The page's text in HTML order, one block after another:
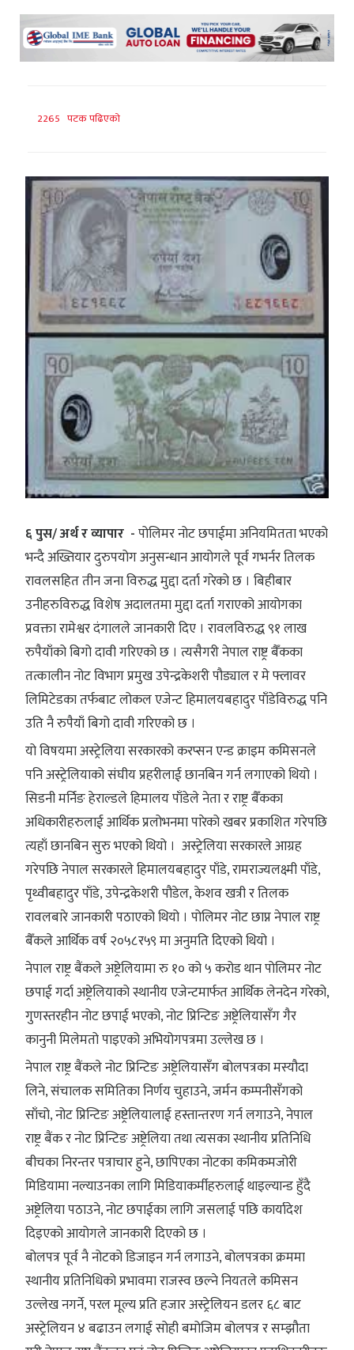
2265 पटक पढिएको
६ पुस/ अर्थ र व्यापार -पोलिमर नोट छपाईमा अनियमितता भएको
भन्दै अख्तियार दुरुपयोग अनुसन्धान आयोगले पूर्व गभर्नर तिलक
रावलसहित तीन जना विरुद्ध मुद्दा दर्ता गरेको छ । बिहीबार
उनीहरुविरुद्ध विशेष अदालतमा मुद्दा दर्ता गराएको आयोगका
प्रवक्ता रामेश्वर दंगालले जानकारी दिए । रावलविरुद्ध ९१ लाख
रुपैयाँको बिगो दावी गरिएको छ । त्यसैगरी नेपाल राष्ट्र बैँकका
तत्कालीन नोट विभाग प्रमुख उपेन्द्रकेशरी पौड्याल र मे फ्लावर
लिमिटेडका तर्फबाट लोकल एजेन्ट हिमालयबहादुर पाँडेविरुद्ध पनि
उति नै रुपैयाँ बिगो दावी गरिएको छ ।
यो विषयमा अस्ट्रेलिया सरकारको करप्सन एन्ड क्राइम कमिसनले
पनि अस्ट्रेलियाको संघीय प्रहरीलाई छानबिन गर्न लगाएको थियो ।
सिडनी मर्निङ हेराल्डले हिमालय पाँडेले नेता र राष्ट्र बैँकका
अधिकारीहरुलाई आर्थिक प्रलोभनमा पारेको खबर प्रकाशित गरेपछि
त्यहाँ छानबिन सुरु भएको थियो । अस्ट्रेलिया सरकारले आग्रह
गरेपछि नेपाल सरकारले हिमालयबहादुर पाँडे, रामराज्यलक्ष्मी पाँडे,
पृथ्वीबहादुर पाँडे, उपेन्द्रकेशरी पौडेल, केशव खत्री र तिलक
रावलबारे जानकारी पठाएको थियो । पोलिमर नोट छाप्न नेपाल राष्ट्र
बैँकले आर्थिक वर्ष २०५८र५९ मा अनुमति दिएको थियो ।
नेपाल राष्ट्र बैंकले अष्ट्रेलियामा रु १० को ५ करोड थान पोलिमर नोट
छपाई गर्दा अष्ट्रेलियाको स्थानीय एजेन्टमार्फत आर्थिक लेनदेन गरेको,
गुणस्तरहीन नोट छपाई भएको, नोट प्रिन्टिङ अष्ट्रेलियासँग गैर
कानुनी मिलेमतो पाइएको अभियोगपत्रमा उल्लेख छ ।
नेपाल राष्ट्र बैंकले नोट प्रिन्टिङ अष्ट्रेलियासँग बोलपत्रका मस्यौदा
लिने, संचालक समितिका निर्णय चुहाउने, जर्मन कम्पनीसँगको
साँचो, नोट प्रिन्टिङ अष्ट्रेलियालाई हस्तान्तरण गर्न लगाउने, नेपाल
राष्ट्र बैंक र नोट प्रिन्टिङ अष्ट्रेलिया तथा त्यसका स्थानीय प्रतिनिधि
बीचका निरन्तर पत्राचार हुने, छापिएका नोटका कमिकमजोरी
मिडियामा नल्याउनका लागि मिडियाकर्मीहरुलाई थाइल्यान्ड हुँदै
अष्ट्रेलिया पठाउने, नोट छपाईका लागि जसलाई पछि कार्यादेश
दिइएको आयोगले जानकारी दिएको छ ।
बोलपत्र पूर्व नै नोटको डिजाइन गर्न लगाउने, बोलपत्रका क्रममा
स्थानीय प्रतिनिधिको प्रभावमा राजस्व छल्ने नियतले कमिसन
उल्लेख नगर्ने, परल मूल्य प्रति हजार अस्ट्रेलियन डलर ६८ बाट
अस्ट्रेलियन ४ बढाउन लगाई सोही बमोजिम बोलपत्र र सम्झौता